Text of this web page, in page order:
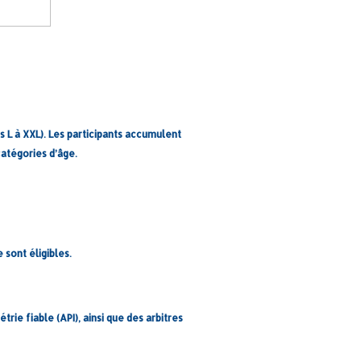
à XXL). Les participants accumulent
d’âge.
sont éligibles.
fiable (API), ainsi que des arbitres